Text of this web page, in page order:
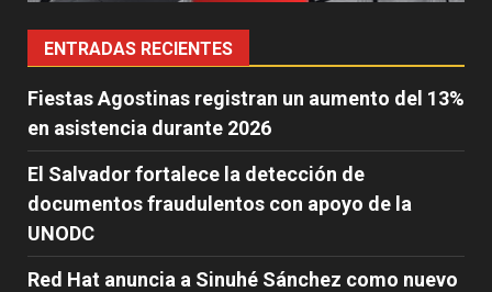
ENTRADAS RECIENTES
Fiestas Agostinas registran un aumento del 13%
en asistencia durante 2026
El Salvador fortalece la detección de
documentos fraudulentos con apoyo de la
UNODC
Red Hat anuncia a Sinuhé Sánchez como nuevo